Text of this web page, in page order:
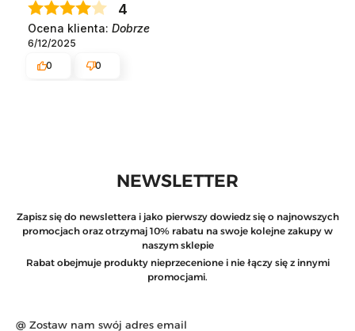
4
Ocena klienta: Dobrze
6/12/2025
0
0
NEWSLETTER
Zapisz się do newslettera i jako pierwszy dowiedz się o najnowszych
promocjach oraz otrzymaj 10% rabatu na swoje kolejne zakupy w
naszym sklepie
Rabat obejmuje produkty nieprzecenione i nie łączy się z innymi
promocjami.